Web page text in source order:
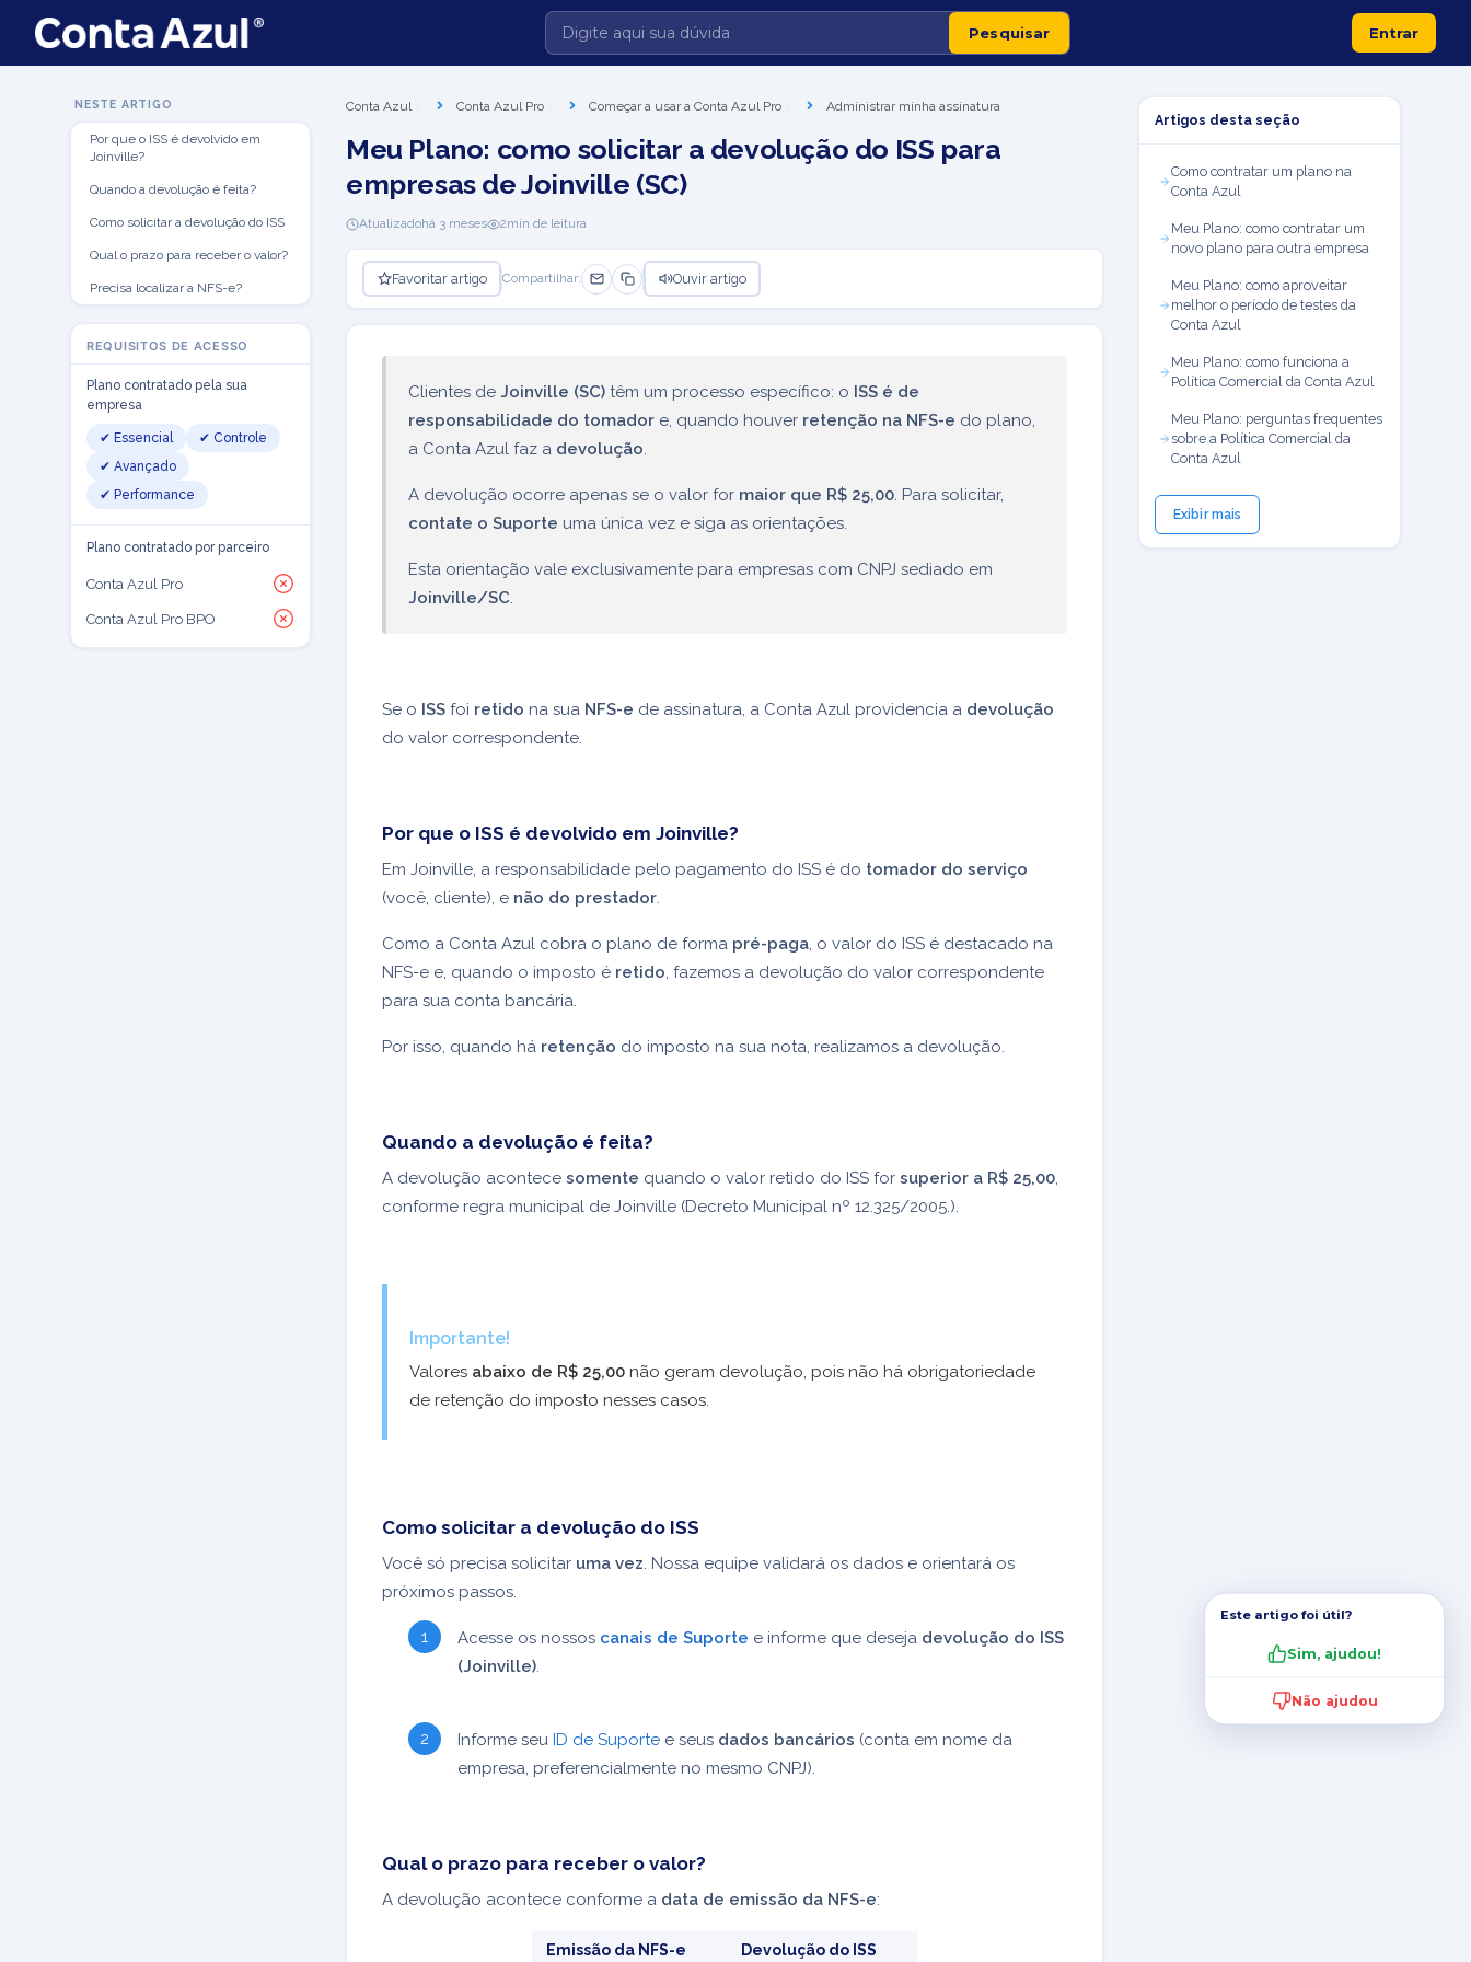
Entrar
NESTE ARTIGO
Por que o ISS é devolvido em
Joinville?
Quando a devolução é feita?
Como solicitar a devolução do ISS
Qual o prazo para receber o valor?
Precisa localizar a NFS-e?
REQUISITOS DE ACESSO
Plano contratado pela sua
empresa
✔ Essencial
✔ Controle
✔ Avançado
✔ Performance
Plano contratado por parceiro
Conta Azul Pro
Conta Azul Pro BPO
Conta Azul Conta Azul Pro Começar a usar a Conta Azul Pro Administrar minha assinatura
Meu Plano: como solicitar a devolução do ISS para
empresas de Joinville (SC)
Atualizadohá 3 meses 2min de leitura
Favoritar artigo Compartilhar: Ouvir artigo
Clientes de Joinville (SC) têm um processo específico: o ISS é de
responsabilidade do tomador e, quando houver retenção na NFS-e do plano,
a Conta Azul faz a devolução.
A devolução ocorre apenas se o valor for maior que R$ 25,00. Para solicitar,
contate o Suporte uma única vez e siga as orientações.
Esta orientação vale exclusivamente para empresas com CNPJ sediado em
Joinville/SC.
Se o ISS foi retido na sua NFS-e de assinatura, a Conta Azul providencia a devolução
do valor correspondente.
Por que o ISS é devolvido em Joinville?
Em Joinville, a responsabilidade pelo pagamento do ISS é do tomador do serviço
(você, cliente), e não do prestador
Como a Conta Azul cobra o plano de forma pré-paga , o valor do ISS é destacado na
NFS-e e, quando o imposto é retido , fazemos a devolução do valor correspondente
para sua conta bancária.
Por isso, quando há retenção do imposto na sua nota, realizamos a devolução.
Quando a devolução é feita?
A devolução acontece somente quando o valor retido do ISS for superior a R$ 25,00
conforme regra municipal de Joinville (Decreto Municipal nº 12.325/2005.).
Importante!
Valores abaixo de R$ 25,00 não geram devolução, pois não há obrigatoriedade
de retenção do imposto nesses casos.
Como solicitar a devolução do ISS
Você só precisa solicitar uma vez. Nossa equipe validará os dados e orientará os
próximos passos.
Acesse os nossos canais de Suporte e informe que deseja devolução do ISS
(Joinville).
Informe seu ID de Suporte e seus dados bancários (conta em nome da
empresa, preferencialmente no mesmo CNPJ).
Qual o prazo para receber o valor?
A devolução acontece conforme a data de emissão da NFS-e:
Emissão da NFS-e Devolução do ISS
Artigos desta seção
Como contratar um plano na
Conta Azul
Meu Plano: como contratar um
novo plano para outra empresa
Meu Plano: como aproveitar
melhor o período de testes da
Conta Azul
Meu Plano: como funciona a
Política Comercial da Conta Azul
Meu Plano: perguntas frequentes
sobre a Política Comercial da
Conta Azul
Exibir mais
Este artigo foi útil?
Sim, ajudou!
Não ajudou